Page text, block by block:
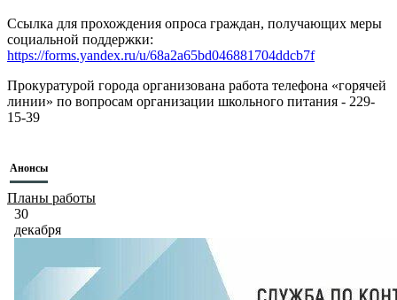
Ссылка для прохождения опроса граждан, получающих меры
социальной поддержки:
https://forms.yandex.ru/u/68a2a65bd046881704ddcb7f
Прокуратурой города организована работа телефона «горячей
линии» по вопросам организации школьного питания - 229-
15-39
Анонсы
Планы работы
30
декабря